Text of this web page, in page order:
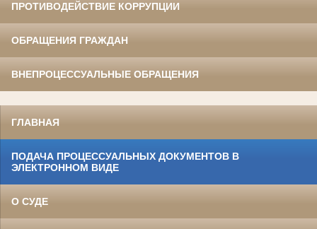
ПРОТИВОДЕЙСТВИЕ КОРРУПЦИИ
ОБРАЩЕНИЯ ГРАЖДАН
ВНЕПРОЦЕССУАЛЬНЫЕ ОБРАЩЕНИЯ
ГЛАВНАЯ
ПОДАЧА ПРОЦЕССУАЛЬНЫХ ДОКУМЕНТОВ В
ЭЛЕКТРОННОМ ВИДЕ
О СУДЕ